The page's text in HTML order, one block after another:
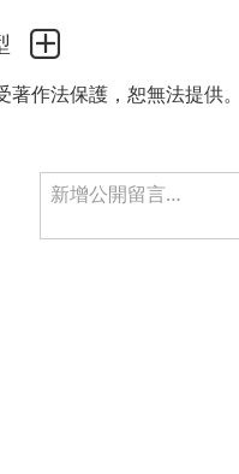
著作法保護，恕無法提供。